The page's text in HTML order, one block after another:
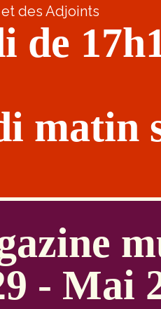
des Adjoints
de
matin
- Mai